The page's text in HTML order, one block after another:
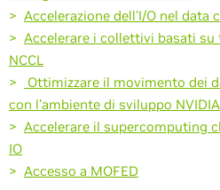
> Accelerazione dell'I/O nel data
> Accelerare i collettivi basati su
NCCL
>
Ottimizzare il movimento dei
con l'ambiente di sviluppo
> Accelerare il supercomputing
IO
> Accesso a MOFED